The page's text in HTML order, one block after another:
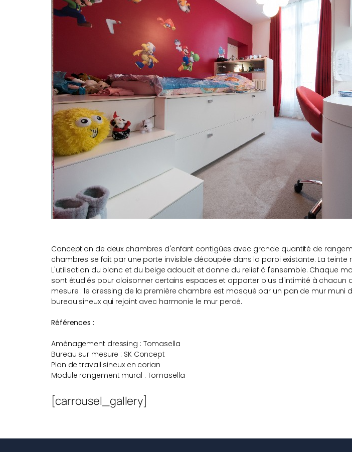
Conception de deux chambres d'enfant contigües avec grande quantité de
chambres se fait par une porte invisible découpée dans la paroi existante. La
L'utilisation du blanc et du beige adoucit et donne du relief à l'ensemble. Chaque
sont étudiés pour cloisonner certains espaces et apporter plus d'intimité à
mesure : le dressing de la première chambre est masqué par un pan de mur muni
bureau sineux qui rejoint avec harmonie le mur percé.
Références :
Aménagement dressing : Tomasella
Bureau sur mesure : SK Concept
Plan de travail sineux en corian
Module rangement mural : Tomasella
[carrousel_gallery]